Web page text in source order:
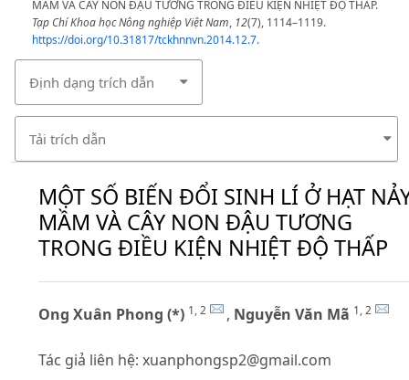
MẦM VÀ CÂY NON ĐẬU TƯƠNG TRONG ĐIỀU KIỆN NHIỆT ĐỘ THẤP.
Tạp Chí Khoa học Nông nghiệp Việt Nam, 12(7), 1114–1119.
https://doi.org/10.31817/tckhnnvn.2014.12.7.
Định dạng trích dẫn
Tải trích dẫn
MỘT SỐ BIẾN ĐỔI SINH LÍ Ở HẠT
MẦM VÀ CÂY NON ĐẬU TƯƠNG
TRONG ĐIỀU KIỆN NHIỆT ĐỘ THẤP
Ong Xuân Phong (*) 1, 2 , Nguyễn Văn Mã 1, 2
Tác giả liên hệ: xuanphongsp2@gmail.com